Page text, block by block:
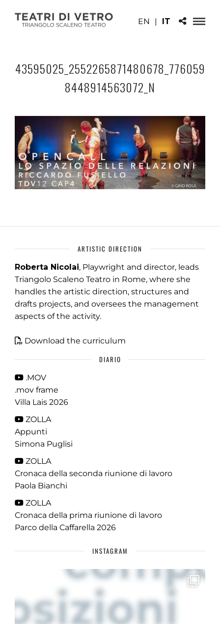
EN | IT
43595025_2552265871480678_776059
8448914563072_N
ARTISTIC DIRECTION
Roberta Nicolai, Playwright and director, leads
Triangolo Scaleno Teatro in Rome, where she
handles the artistic direction, structures and
drafts projects, and oversees the management
aspects of the activity.
Download the curriculum
DIARIO
.MOV
.mov frame
Villa Lais 2026
ZOLLA
Appunti
Simona Puglisi
ZOLLA
Cronaca della seconda riunione di lavoro
Paola Bianchi
ZOLLA
Cronaca della prima riunione di lavoro
Parco della Caffarella 2026
INSTAGRAM